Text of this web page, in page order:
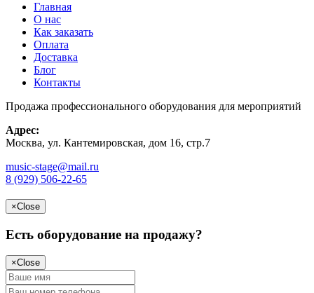
Главная
О нас
Как заказать
Оплата
Доставка
Блог
Контакты
Продажа профессионального оборудования для мероприятий
Адрес:
Москва, ул. Кантемировская, дом 16, стр.7
music-stage@mail.ru
8 (929) 506-22-65
×Close
Есть оборудование на продажу?
×Close